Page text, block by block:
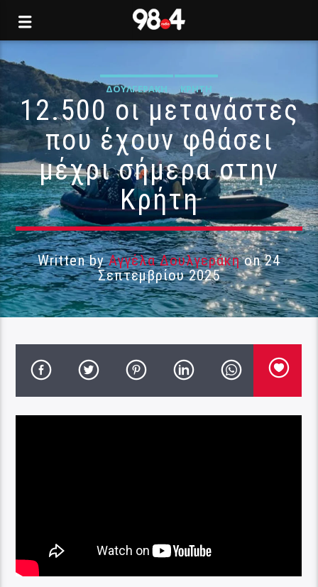
ΔΟΥΛΓΕΡΆΚΗ ΚΡΉΤΗ
12.500 οι μετανάστες
που έχουν φθάσει
μέχρι σήμερα στην
Κρήτη
Written byΑγγέλα Δουλγεράκηon 24
Σεπτεμβρίου 2025